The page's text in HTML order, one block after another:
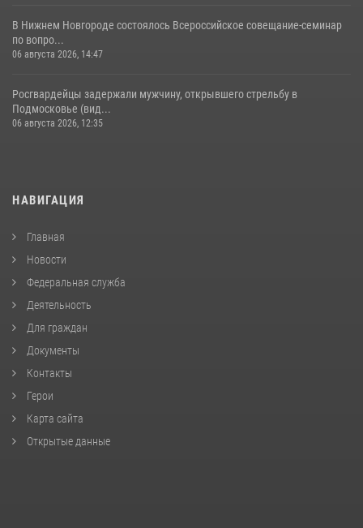
В Нижнем Новгороде состоялось Всероссийское совещание-семинар
по вопро...
06 августа 2026, 14:47
Росгвардейцы задержали мужчину, открывшего стрельбу в
Подмосковье (вид...
06 августа 2026, 12:35
НАВИГАЦИЯ
Главная
Новости
Федеральная служба
Деятельность
Для граждан
Документы
Контакты
Герои
Карта сайта
Открытые данные